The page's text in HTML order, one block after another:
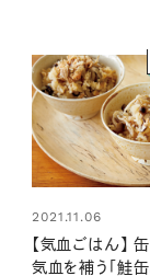
2021.11.06
【気血ごはん】
気血を補う「鮭